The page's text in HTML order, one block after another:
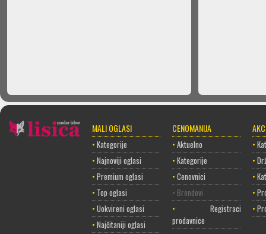
MALI OGLASI
• Kategorije
• Najnoviji oglasi
• Premium oglasi
• Top oglasi
• Uokvireni oglasi
• Najčitaniji oglasi
CENOMANIJA
• Aktuelno
• Kategorije
• Cenovnici
• Brendovi
• Registracija
prodavnice
•
•
•
•
•